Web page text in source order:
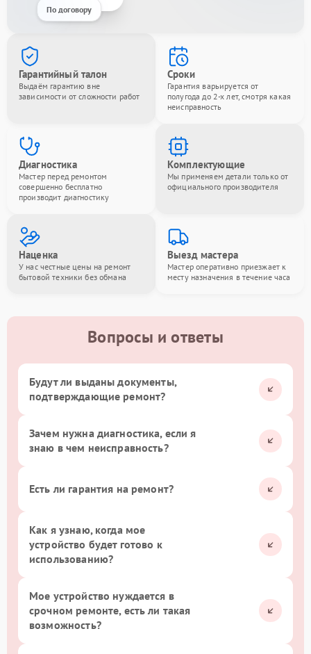
По договору
Гарантийный талон
Выдаём гарантию вне
зависимости от сложности работ
Сроки
Гарантия варьируется от
полугода до 2-х лет, смотря какая
неисправность
Диагностика
Мастер перед ремонтом
совершенно бесплатно
производит диагностику
Комплектующие
Мы применяем детали только от
официального производителя
Наценка
У нас честные цены на ремонт
бытовой техники без обмана
Выезд мастера
Мастер оперативно приезжает к
месту назначения в течение часа
Вопросы и ответы
Будут ли выданы документы,
подтверждающие ремонт?
Зачем нужна диагностика, если я
знаю в чем неисправность?
Есть ли гарантия на ремонт?
Как я узнаю, когда мое
устройство будет готово к
использованию?
Мое устройство нуждается в
срочном ремонте, есть ли такая
возможность?